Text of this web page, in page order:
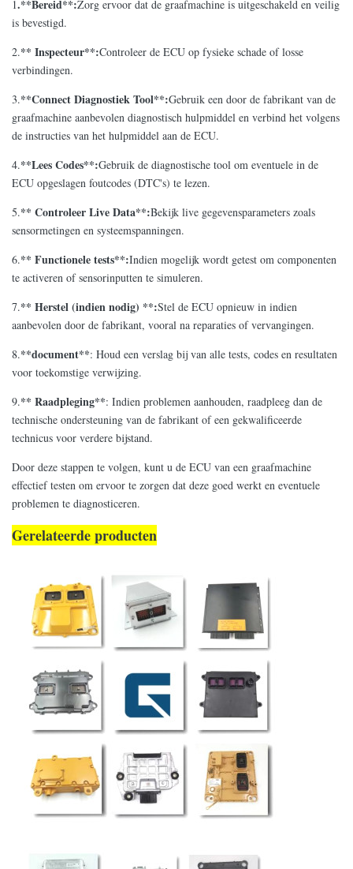
1.**Bereid**:Zorg ervoor dat de graafmachine is uitgeschakeld en veilig
is bevestigd.
2.** Inspecteur**:Controleer de ECU op fysieke schade of losse
verbindingen.
3.**Connect Diagnostiek Tool**:Gebruik een door de fabrikant van de
graafmachine aanbevolen diagnostisch hulpmiddel en verbind het volgens
de instructies van het hulpmiddel aan de ECU.
4.**Lees Codes**:Gebruik de diagnostische tool om eventuele in de
ECU opgeslagen foutcodes (DTC's) te lezen.
5.** Controleer Live Data**:Bekijk live gegevensparameters zoals
sensormetingen en systeemspanningen.
6.** Functionele tests**:Indien mogelijk wordt getest om componenten
te activeren of sensorinputten te simuleren.
7.** Herstel (indien nodig) **:Stel de ECU opnieuw in indien
aanbevolen door de fabrikant, vooral na reparaties of vervangingen.
8.**document**: Houd een verslag bij van alle tests, codes en resultaten
voor toekomstige verwijzing.
9.** Raadpleging**: Indien problemen aanhouden, raadpleeg dan de
technische ondersteuning van de fabrikant of een gekwalificeerde
technicus voor verdere bijstand.
Door deze stappen te volgen, kunt u de ECU van een graafmachine
effectief testen om ervoor te zorgen dat deze goed werkt en eventuele
problemen te diagnosticeren.
Gerelateerde producten